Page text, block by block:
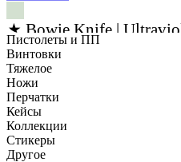
★ Bowie Knife |
Пистолеты и ПП
Винтовки
Тяжелое
Ножи
Перчатки
Кейсы
Коллекции
Стикеры
Другое